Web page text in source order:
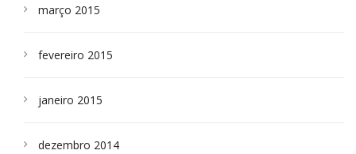
março 2015
fevereiro 2015
janeiro 2015
dezembro 2014